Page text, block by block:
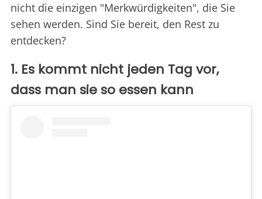
nicht die einzigen "Merkwürdigkeiten", die Sie
sehen werden. Sind Sie bereit, den Rest zu
entdecken?
1. Es kommt nicht jeden Tag vor,
dass man sie so essen kann